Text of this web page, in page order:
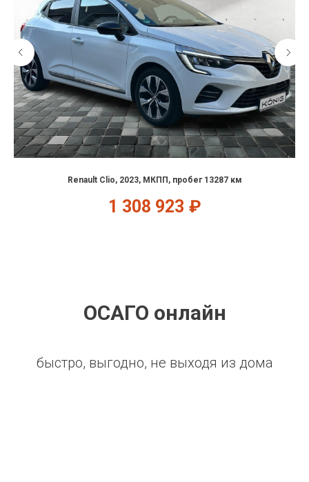
Renault Clio, 2023, МКПП, пробег 13287 км
1 308 923 ₽
ОСАГО онлайн
быстро, выгодно, не выходя из дома